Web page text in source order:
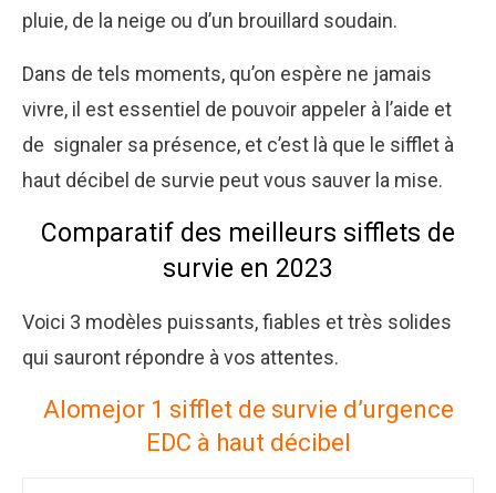
pluie, de la neige ou d’un brouillard soudain.
Dans de tels moments, qu’on espère ne jamais
vivre, il est essentiel de pouvoir appeler à l’aide et
de signaler sa présence, et c’est là que le sifflet à
haut décibel de survie peut vous sauver la mise.
Comparatif des meilleurs sifflets de
survie en 2023
Voici 3 modèles puissants, fiables et très solides
qui sauront répondre à vos attentes.
Alomejor 1 sifflet de survie d’urgence
EDC à haut décibel